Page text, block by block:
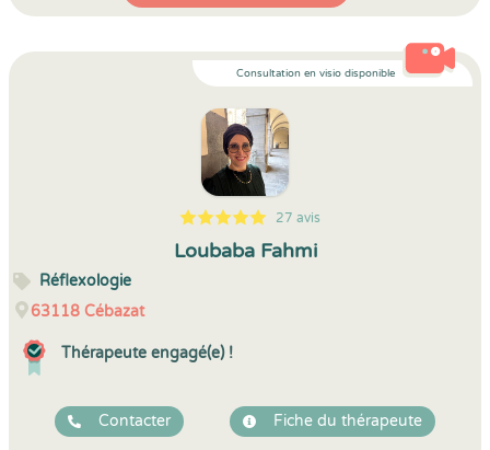
Consultation en visio disponible
5
1
5
27 27 avis
Loubaba Fahmi
Réflexologie
63118 Cébazat
Thérapeute engagé(e) !
Contacter Fiche du thérapeute